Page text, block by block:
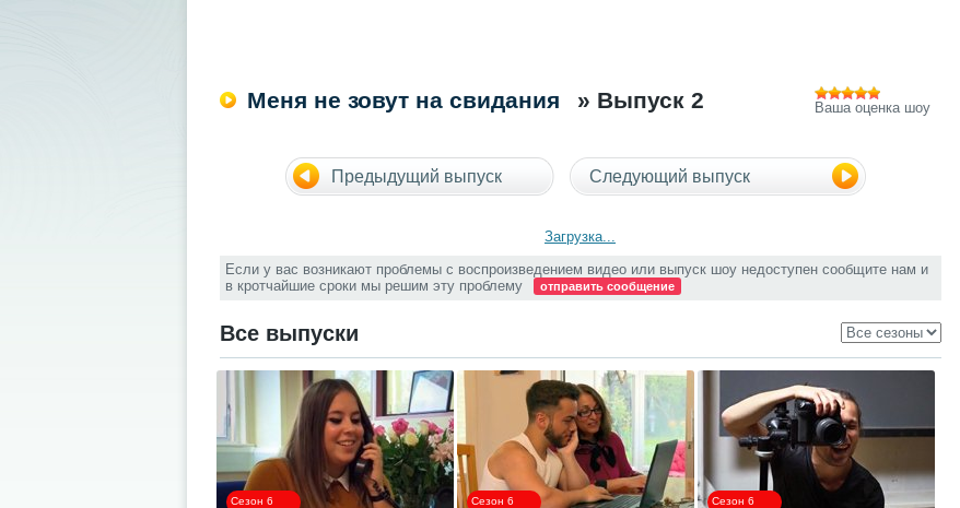
Меня не зовут на свидания » Выпуск 2 Ваша оценка шоу
Предыдущий выпуск Следующий выпуск
Загрузка...
Если у вас возникают проблемы с воспроизведением видео или выпуск шоу недоступен сообщите нам и
в кротчайшие сроки мы решим эту проблему
отправить сообщение
Все выпуски
Сезон 6 Сезон 6 Сезон 6